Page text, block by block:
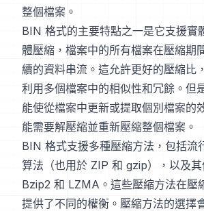
整個檔案。
BIN 格式的主要特點之一是它支援實
體壓縮，檔案中的所有檔案在壓縮期
續的資料串流。這允許更好的壓縮比
利用多個檔案中的相似性和冗餘。但
能使從檔案中更新或提取個別檔案的
能需要解壓縮並重新壓縮整個檔案。
BIN 格式支援多種壓縮方法，包括流
算法（也用於 ZIP 和 gzip），以及
Bzip2 和 LZMA。這些壓縮方法在壓
提供了不同的權衡。壓縮方法的選擇